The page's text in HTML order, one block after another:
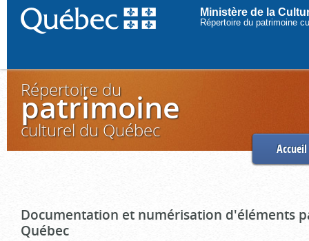
Ministère de la
Répertoire du patrimoine
Répertoire du
patrimoine
culturel du Québec
Accueil
Documentation et numérisation d'éléments
Québec